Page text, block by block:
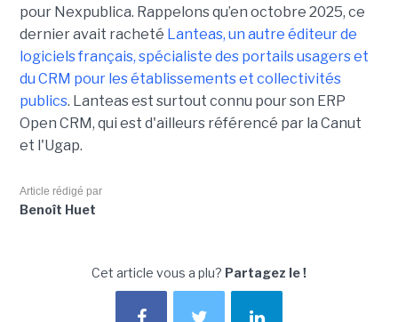
pour Nexpublica. Rappelons qu’en octobre 2025, ce
dernier avait racheté Lanteas, un autre éditeur de
logiciels français, spécialiste des portails usagers et
du CRM pour les établissements et collectivités
publics. Lanteas est surtout connu pour son ERP
Open CRM, qui est d'ailleurs référencé par la Canut
et l'Ugap.
Article rédigé par
Benoît Huet
Cet article vous a plu? Partagez le !